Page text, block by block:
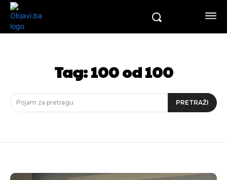
Tag:100 od 100
Pojam za pretragu PRETRAŽI